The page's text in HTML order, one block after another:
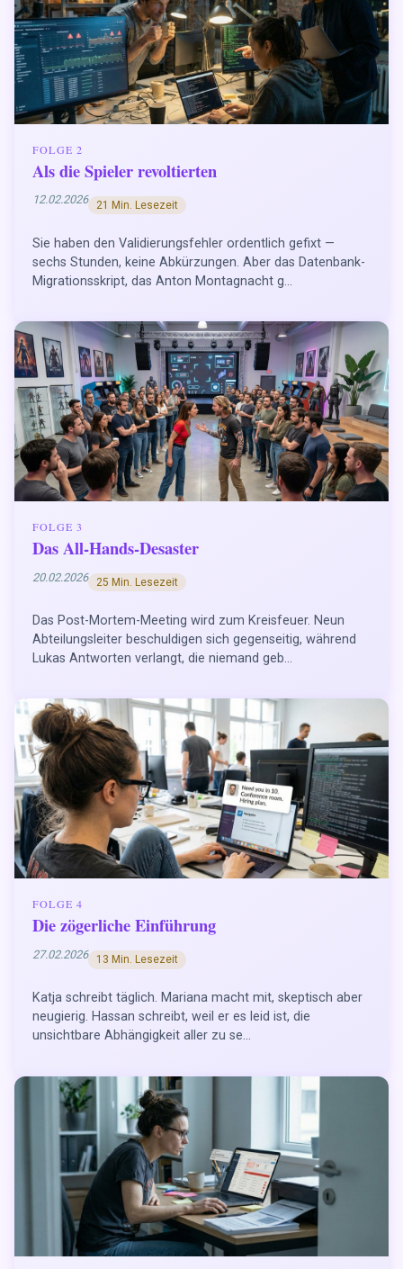
FOLGE 2
Als die Spieler revoltierten
12.02.2026 21 Min. Lesezeit
Sie haben den Validierungsfehler ordentlich gefixt —
sechs Stunden, keine Abkürzungen. Aber das Datenbank-
Migrationsskript, das Anton Montagnacht g...
FOLGE 3
Das All-Hands-Desaster
20.02.2026 25 Min. Lesezeit
Das Post-Mortem-Meeting wird zum Kreisfeuer. Neun
Abteilungsleiter beschuldigen sich gegenseitig, während
Lukas Antworten verlangt, die niemand geb...
FOLGE 4
Die zögerliche Einführung
27.02.2026 13 Min. Lesezeit
Katja schreibt täglich. Mariana macht mit, skeptisch aber
neugierig. Hassan schreibt, weil er es leid ist, die
unsichtbare Abhängigkeit aller zu se...